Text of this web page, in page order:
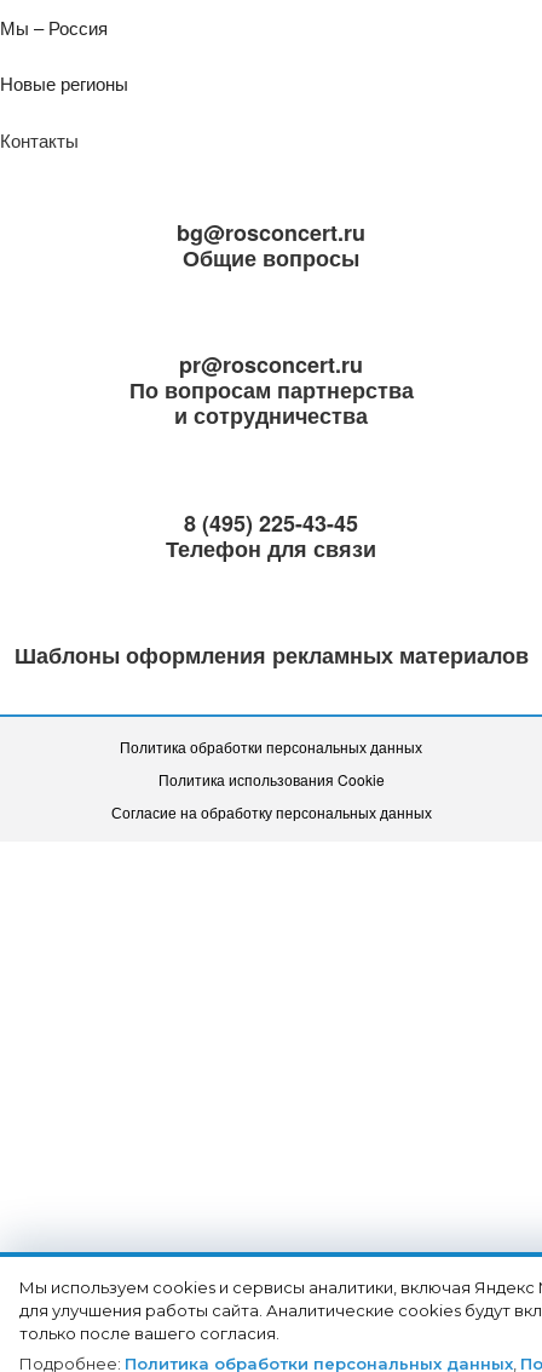
Мы – Россия
Новые регионы
Контакты
bg@rosconcert.ru
Общие вопросы
pr@rosconcert.ru
По вопросам партнерства
и сотрудничества
8 (495) 225-43-45
Телефон для связи
Шаблоны оформления рекламных материалов
Политика обработки персональных данных
Политика использования Cookie
Согласие на обработку персональных данных
Мы используем cookies и сервисы аналитики, включая Яндекс
для улучшения работы сайта. Аналитические cookies будут
только после вашего согласия.
Подробнее: Политика обработки персональных данных